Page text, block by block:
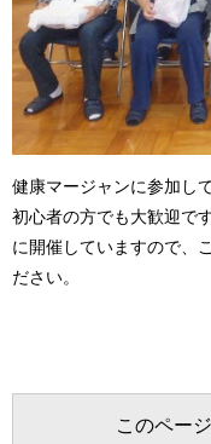
健康マージャンに参加し
初心者の方でも大歓迎で
に開催していますので、
ださい。
このペー